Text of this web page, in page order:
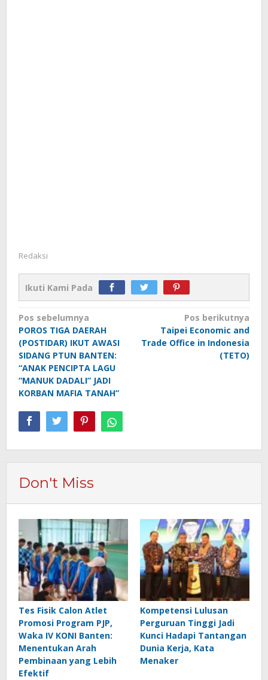
Redaksi
Ikuti Kami Pada
Navigasi
pos
Pos sebelumnya
POROS TIGA DAERAH
(POSTIDAR) IKUT AWASI
SIDANG PTUN BANTEN:
“ANAK PENCIPTA LAGU
“MANUK DADALI” JADI
KORBAN MAFIA TANAH”
Pos berikutnya
Taipei Economic and
Trade Office in Indonesia
(TETO)
Don't Miss
Tes Fisik Calon Atlet
Promosi Program PJP,
Waka IV KONI Banten:
Menentukan Arah
Pembinaan yang Lebih
Efektif
Kompetensi Lulusan
Perguruan Tinggi Jadi
Kunci Hadapi Tantangan
Dunia Kerja, Kata
Menaker